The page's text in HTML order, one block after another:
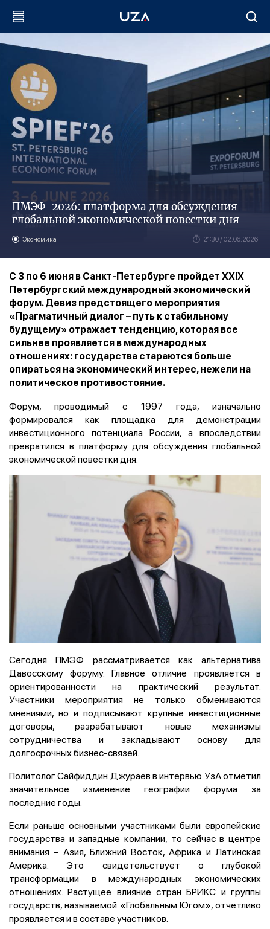
ПМЭФ-2026: платформа для обсуждения
глобальной экономической повестки дня
Экономика 21:30 / 02.06.2026
С 3 по 6 июня в Санкт-Петербурге пройдет XXIX
Петербургский международный экономический
форум. Девиз предстоящего мероприятия
«Прагматичный диалог – путь к стабильному
будущему» отражает тенденцию, которая все
сильнее проявляется в международных
отношениях: государства стараются больше
опираться на экономический интерес, нежели на
политическое противостояние.
Форум, проводимый с 1997 года, изначально
формировался как площадка для демонстрации
инвестиционного потенциала России, а впоследствии
превратился в платформу для обсуждения глобальной
экономической повестки дня.
Сегодня ПМЭФ рассматривается как альтернатива
Давосскому форуму. Главное отличие проявляется в
ориентированности на практический результат.
Участники мероприятия не только обмениваются
мнениями, но и подписывают крупные инвестиционные
договоры, разрабатывают новые механизмы
сотрудничества и закладывают основу для
долгосрочных бизнес-связей.
Политолог Сайфиддин Джураев в интервью УзА отметил
значительное изменение географии форума за
последние годы.
Если раньше основными участниками были европейские
государства и западные компании, то сейчас в центре
внимания – Азия, Ближний Восток, Африка и Латинская
Америка. Это свидетельствует о глубокой
трансформации в международных экономических
отношениях. Растущее влияние стран БРИКС и группы
государств, называемой «Глобальным Югом», отчетливо
проявляется и в составе участников.